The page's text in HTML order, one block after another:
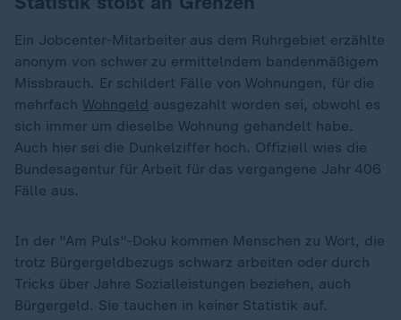
Ein Jobcenter-Mitarbeiter aus dem Ruhrgebiet erzählte
anonym von schwer zu ermittelndem bandenmäßigem
Missbrauch. Er schildert Fälle von Wohnungen, für die
mehrfach Wohngeld ausgezahlt worden sei, obwohl es
sich immer um dieselbe Wohnung gehandelt habe.
Auch hier sei die Dunkelziffer hoch. Offiziell wies die
Bundesagentur für Arbeit für das vergangene Jahr 406
Fälle aus.
In der "Am Puls"-Doku kommen Menschen zu Wort, die
trotz Bürgergeldbezugs schwarz arbeiten oder durch
Tricks über Jahre Sozialleistungen beziehen, auch
Bürgergeld. Sie tauchen in keiner Statistik auf.